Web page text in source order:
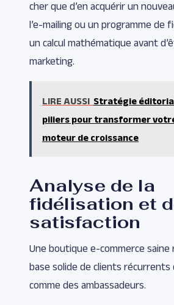
cher que d’en acquérir un
l’e-mailing ou un programme de
un calcul mathématique avant
marketing.
LIRE AUSSI Stratégie
piliers pour transformer
moteur de croissance
Analyse de la
fidélisation et
satisfaction
Une boutique e-commerce saine
base solide de clients récurrents
comme des ambassadeurs.